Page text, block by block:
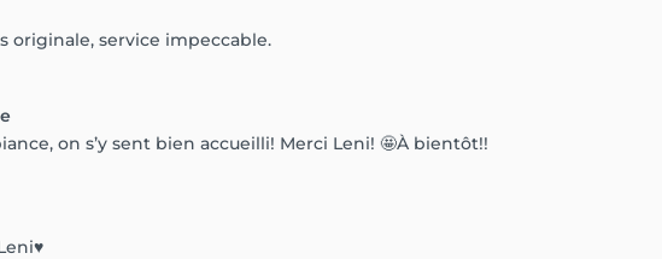
originale, service impeccable.
on s’y sent bien accueilli! Merci Leni! 🤩À bientôt!!